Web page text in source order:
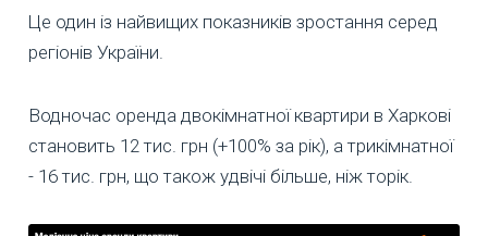
Це один із найвищих показників зростання серед
регіонів України.
Водночас оренда двокімнатної квартири в Харкові
становить 12 тис. грн (+100% за рік), а трикімнатної
- 16 тис. грн, що також удвічі більше, ніж торік.